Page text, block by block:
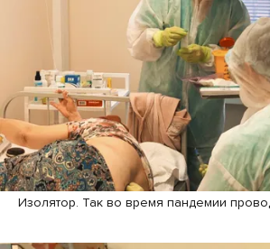
Изолятор. Так во время пандемии